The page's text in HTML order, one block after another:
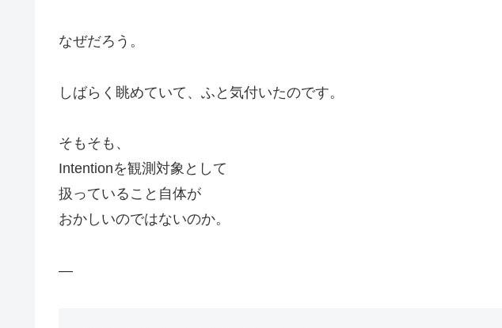
なぜだろう。
しばらく眺めていて、ふと気付いたのです。
そもそも、
Intentionを観測対象として
扱っていること自体が
おかしいのではないのか。
—